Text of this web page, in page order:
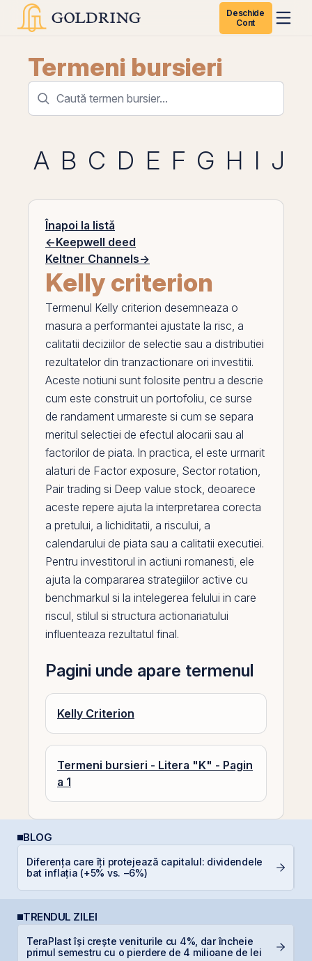
Deschide
Cont
Termeni bursieri
A B C D E F G H I J
Înapoi la listă
←Keepwell deed
Keltner Channels→
Kelly criterion
Termenul Kelly criterion desemneaza o
masura a performantei ajustate la risc, a
calitatii deciziilor de selectie sau a distributiei
rezultatelor din tranzactionare ori investitii.
Aceste notiuni sunt folosite pentru a descrie
cum este construit un portofoliu, ce surse
de randament urmareste si cum se separa
meritul selectiei de efectul alocarii sau al
factorilor de piata. In practica, el este urmarit
alaturi de Factor exposure, Sector rotation,
Pair trading si Deep value stock, deoarece
aceste repere ajuta la interpretarea corecta
a pretului, a lichiditatii, a riscului, a
calendarului de piata sau a calitatii executiei.
Pentru investitorul in actiuni romanesti, ele
ajuta la compararea strategiilor active cu
benchmarkul si la intelegerea felului in care
riscul, stilul si structura actionariatului
influenteaza rezultatul final.
Pagini unde apare termenul
Kelly Criterion
Termeni bursieri - Litera "K" - Pagin
a 1
BLOG
Diferența care îți protejează capitalul: dividendele
bat inflația (+5% vs. −6%)
TRENDUL ZILEI
TeraPlast își crește veniturile cu 4%, dar încheie
primul semestru cu o pierdere de 4 milioane de lei